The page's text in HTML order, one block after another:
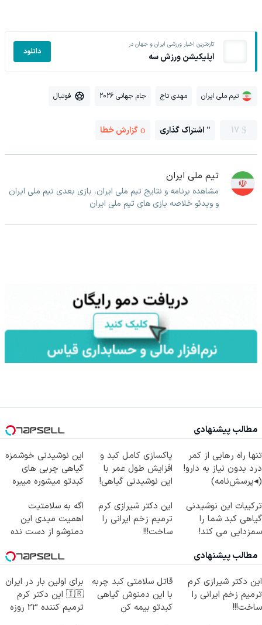
تازه‌ترین اخبار ورزشی ایران و جهان در
اپلیکیشن ورزش سه دانلود
تیم ملی ایران مهدی تاج جام جهانی 2026 فوتبال
17 اشتراک گذاری گزارش خطا
تیم ملی ایران
مشاهده برنامه و نتایج تیم ملی ایران، بازی بعدی تیم ملی ایران
و ویدئو خلاصه بازی های تیم ملی ایران
مطالب پیشنهادی
تنها راه رهایی از کمر
درد بدون نیاز به دارو!
(◂پرسش‌نامه)
پاکسازی کامل کبد و
افزایش طول عمر با
این نوشیدنی گیاهی!
این نوشیدنی خوشمزه
گیاهی چربی های
کبدتو میشوره میبره
ترکیبات این نوشیدنی
گیاهی کبد شما را
سمزدایی می کند!
این دکتر شیرازی کرم
ترمیم زخم ایرانی را
ساخت!!!
اگه به سلامتیت
اهمیت میدی این
دمنوشو از دست نده
مطالب پیشنهادی
این دکتر شیرازی کرم
ترمیم زخم ایرانی را
ساخت!!!
قاتل سلامتی کبد چربه
با این دمنوش گیاهی
کبدتو بیمه کن
برای اولین بار در ایران
🇮🇷 این دکتر کرم
ترمیم کننده 23 روزه